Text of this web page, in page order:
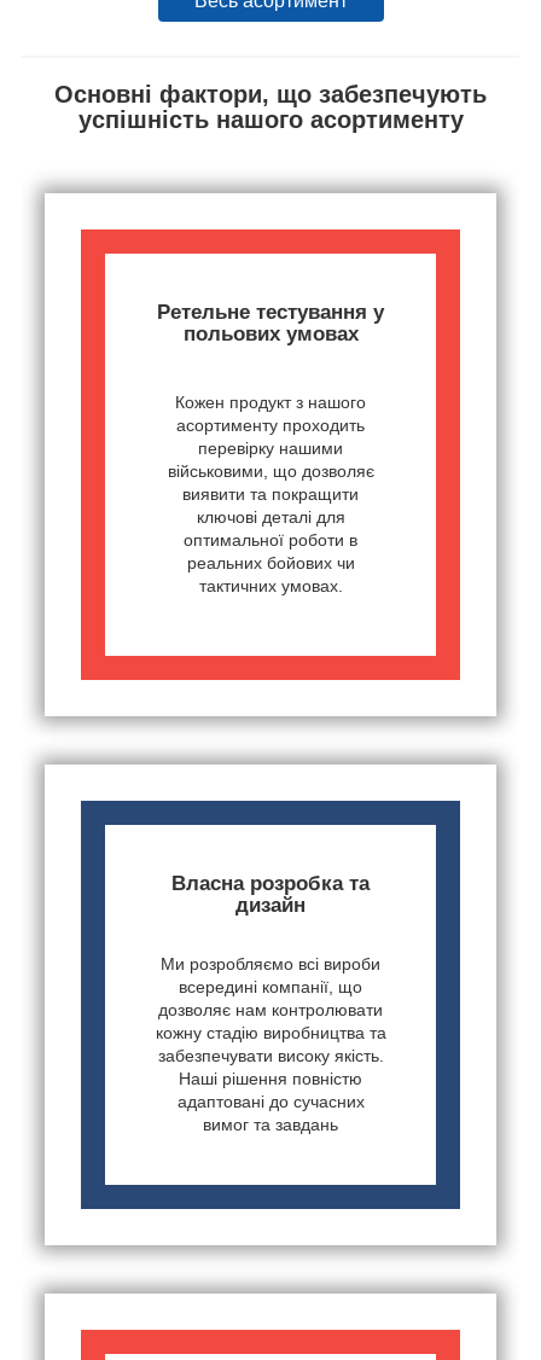
Основні фактори, що забезпечують
успішність нашого асортименту
Ретельне тестування у
польових умовах
Кожен продукт з нашого
асортименту проходить
перевірку нашими
військовими, що дозволяє
виявити та покращити
ключові деталі для
оптимальної роботи в
реальних бойових чи
тактичних умовах.
Власна розробка та
дизайн
Ми розробляємо всі вироби
всередині компанії, що
дозволяє нам контролювати
кожну стадію виробництва та
забезпечувати високу якість.
Наші рішення повністю
адаптовані до сучасних
вимог та завдань